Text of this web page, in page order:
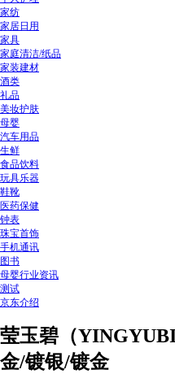
家纺
家居日用
家具
家庭清洁/纸品
家装建材
酒类
礼品
美妆护肤
母婴
汽车用品
生鲜
食品饮料
玩具乐器
鞋靴
医药保健
钟表
珠宝首饰
手机通讯
图书
母婴行业资讯
测试
京东介绍
莹玉碧（
金/镀银/镀金